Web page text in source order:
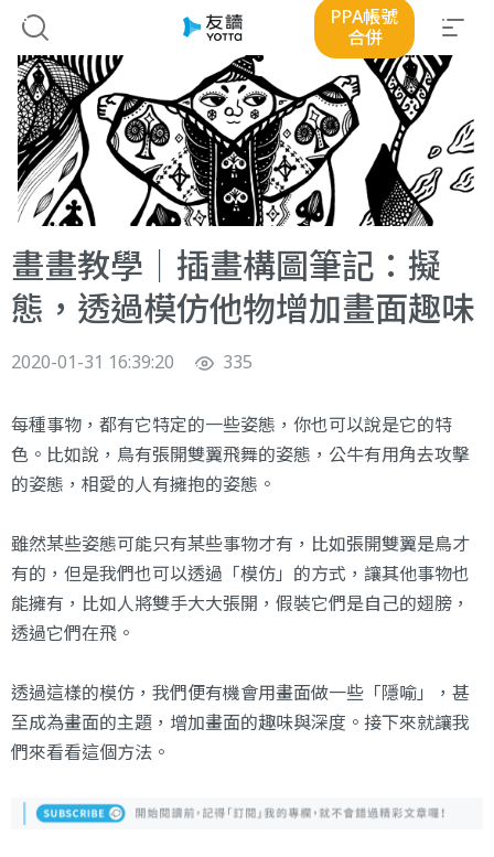
PPA帳號
合併
畫畫教學｜插畫構圖筆記：擬
態，透過模仿他物增加畫面趣味
2020-01-31 16:39:20 335
每種事物，都有它特定的一些姿態，你也可以說是它的特
色。比如說，鳥有張開雙翼飛舞的姿態，公牛有用角去攻擊
的姿態，相愛的人有擁抱的姿態。
雖然某些姿態可能只有某些事物才有，比如張開雙翼是鳥才
有的，但是我們也可以透過「模仿」的方式，讓其他事物也
能擁有，比如人將雙手大大張開，假裝它們是自己的翅膀，
透過它們在飛。
透過這樣的模仿，我們便有機會用畫面做一些「隱喻」，甚
至成為畫面的主題，增加畫面的趣味與深度。接下來就讓我
們來看看這個方法。